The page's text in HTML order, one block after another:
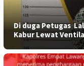
​Di duga Petugas
Kabur Lewat